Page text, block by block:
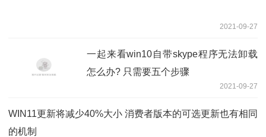
2021-09-27
一起来看win10自带skype程序无法卸载
怎么办? 只需要五个步骤
2021-09-27
WIN11更新将减少40%大小 消费者版本的可选更新也有相同
的机制